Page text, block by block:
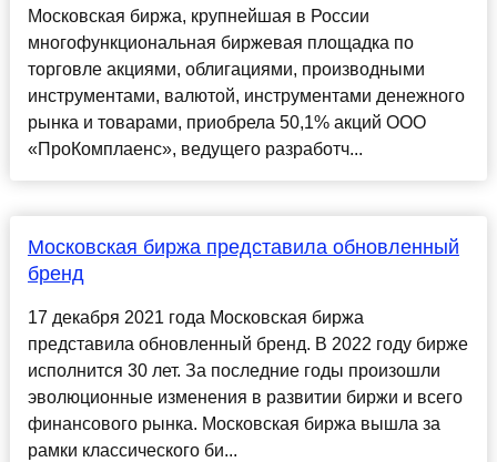
Московская биржа, крупнейшая в России
многофункциональная биржевая площадка по
торговле акциями, облигациями, производными
инструментами, валютой, инструментами денежного
рынка и товарами, приобрела 50,1% акций ООО
«ПроКомплаенс», ведущего разработч...
Московская биржа представила обновленный
бренд
17 декабря 2021 года Московская биржа
представила обновленный бренд. В 2022 году бирже
исполнится 30 лет. За последние годы произошли
эволюционные изменения в развитии биржи и всего
финансового рынка. Московская биржа вышла за
рамки классического би...